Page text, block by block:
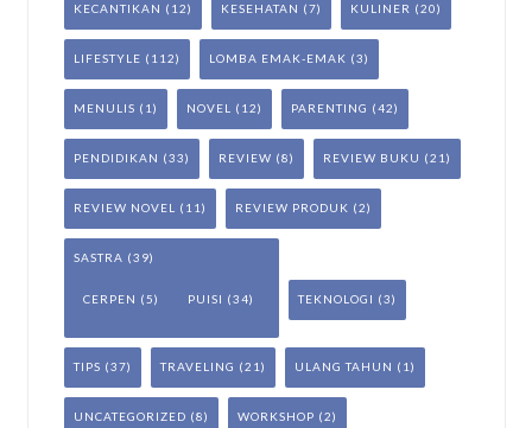
KECANTIKAN (12) KESEHATAN (7) KULINER (20)
LIFESTYLE (112) LOMBA EMAK-EMAK (3)
MENULIS (1) NOVEL (12) PARENTING (42)
PENDIDIKAN (33) REVIEW (8) REVIEW BUKU (21)
REVIEW NOVEL (11) REVIEW PRODUK (2)
SASTRA (39)
CERPEN (5) PUISI (34) TEKNOLOGI (3)
TIPS (37) TRAVELING (21) ULANG TAHUN (1)
UNCATEGORIZED (8) WORKSHOP (2)